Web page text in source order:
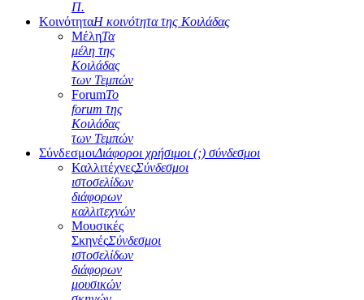
Π.
ΚοινότηταΗ κοινότητα της Κοιλάδας
ΜέληΤα
μέλη της
Κοιλάδας
των Τεμπών
ForumΤο
forum της
Κοιλάδας
των Τεμπών
ΣύνδεσμοιΔιάφοροι χρήσιμοι (;) σύνδεσμοι
ΚαλλιτέχνεςΣύνδεσμοι
ιστοσελίδων
διάφορων
καλλιτεχνών
Μουσικές
ΣκηνέςΣύνδεσμοι
ιστοσελίδων
διάφορων
μουσικών